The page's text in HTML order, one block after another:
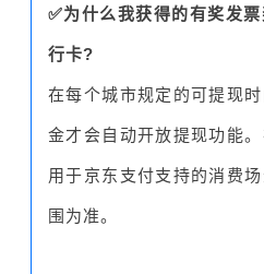
✅为什么我获得的有奖发
行卡?
在每个城市规定的可提现
金才会自动开放提现功能
用于京东支付支持的消费
围为准。